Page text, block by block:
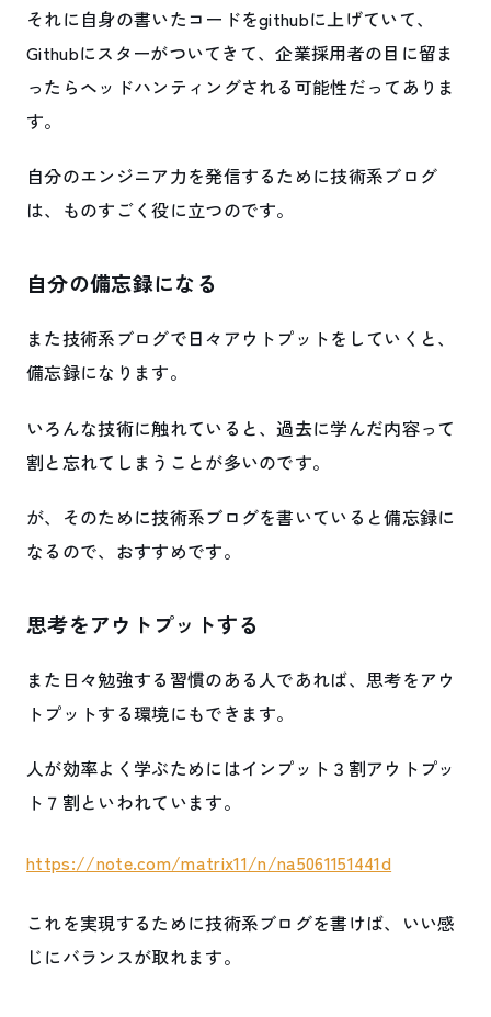
それに自身の書いたコードをgithubに上げていて、
Githubにスターがついてきて、企業採用者の目に留ま
ったらヘッドハンティングされる可能性だってありま
す。
自分のエンジニア力を発信するために技術系ブログ
は、ものすごく役に立つのです。
自分の備忘録になる
また技術系ブログで日々アウトプットをしていくと、
備忘録になります。
いろんな技術に触れていると、過去に学んだ内容って
割と忘れてしまうことが多いのです。
が、そのために技術系ブログを書いていると備忘録に
なるので、おすすめです。
思考をアウトプットする
また日々勉強する習慣のある人であれば、思考をアウ
トプットする環境にもできます。
人が効率よく学ぶためにはインプット３割アウトプッ
ト７割といわれています。
https://note.com/matrix11/n/na5061151441d
これを実現するために技術系ブログを書けば、いい感
じにバランスが取れます。